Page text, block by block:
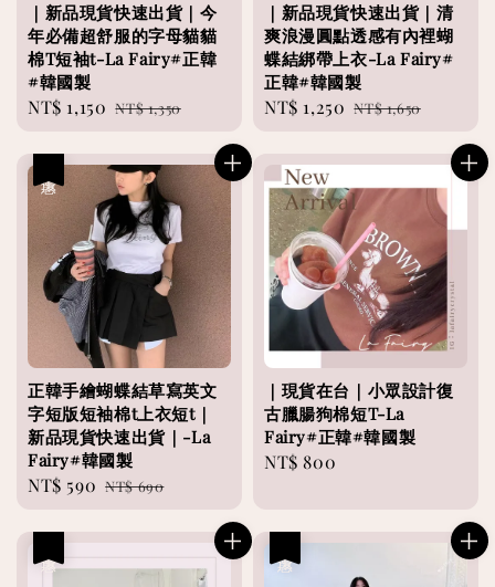
｜新品現貨快速出貨｜今
年必備超舒服的字母貓貓
棉T短袖t-La Fairy#正韓
#韓國製
Sale
NT$ 1,150 Regular
NT$ 1,350
｜新品現貨快速出貨｜清
爽浪漫圓點透感有內裡蝴
蝶結綁帶上衣-La Fairy#
正韓#韓國製
Sale
NT$ 1,250 Regular
NT$ 1,650
正韓手繪蝴蝶結草寫英文
字短版短袖棉t上衣短t｜
新品現貨快速出貨｜-La
Fairy#韓國製
Sale
NT$ 590 Regular
NT$ 690
｜現貨在台｜小眾設計復
古臘腸狗棉短T-La
Fairy#正韓#韓國製
Regular
NT$ 800